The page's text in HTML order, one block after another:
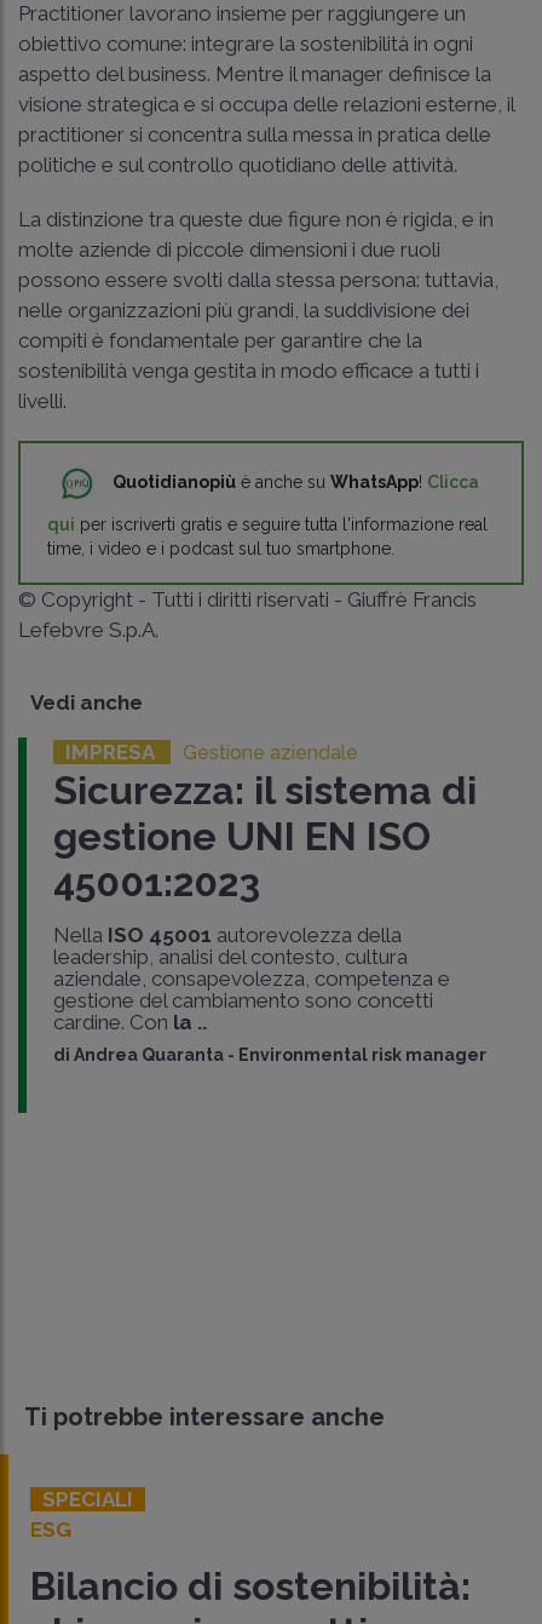
Practitioner lavorano insieme per raggiungere un
obiettivo comune: integrare la sostenibilità in ogni
aspetto del business. Mentre il manager definisce la
visione strategica e si occupa delle relazioni esterne, il
practitioner si concentra sulla messa in pratica delle
politiche e sul controllo quotidiano delle attività.
La distinzione tra queste due figure non è rigida, e in
molte aziende di piccole dimensioni i due ruoli
possono essere svolti dalla stessa persona: tuttavia,
nelle organizzazioni più grandi, la suddivisione dei
compiti è fondamentale per garantire che la
sostenibilità venga gestita in modo efficace a tutti i
livelli.
Quotidianopiù è anche su WhatsApp! Clicca
qui per iscriverti gratis e seguire tutta l'informazione real
time, i video e i podcast sul tuo smartphone.
© Copyright - Tutti i diritti riservati - Giuffrè Francis
Lefebvre S.p.A.
Vedi anche
IMPRESA Gestione aziendale
Sicurezza: il sistema di
gestione UNI EN ISO
45001:2023
Nella ISO 45001 autorevolezza della
leadership, analisi del contesto, cultura
aziendale, consapevolezza, competenza e
gestione del cambiamento sono concetti
cardine. Con la ..
di Andrea Quaranta - Environmental risk manager
Ti potrebbe interessare anche
Nuovo report ESG: